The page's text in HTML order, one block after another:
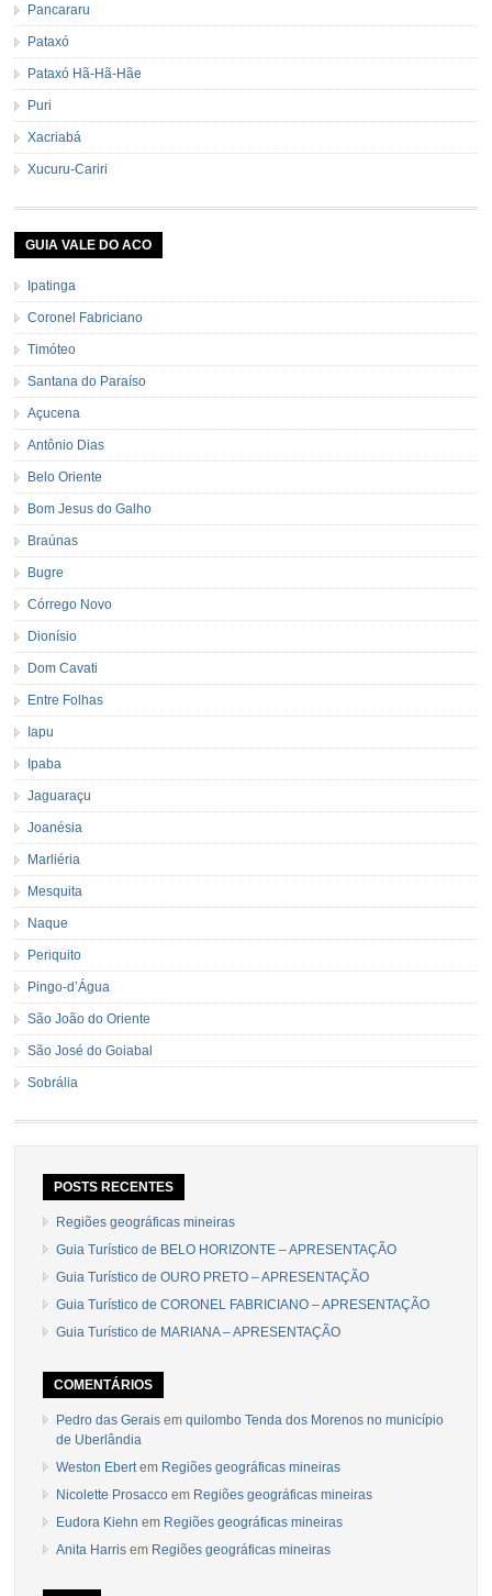
Pancararu
Pataxó
Pataxó Hã-Hã-Hãe
Puri
Xacriabá
Xucuru-Cariri
GUIA VALE DO ACO
Ipatinga
Coronel Fabriciano
Timóteo
Santana do Paraíso
Açucena
Antônio Dias
Belo Oriente
Bom Jesus do Galho
Braúnas
Bugre
Córrego Novo
Dionísio
Dom Cavati
Entre Folhas
Iapu
Ipaba
Jaguaraçu
Joanésia
Marliéria
Mesquita
Naque
Periquito
Pingo-d’Água
São João do Oriente
São José do Goiabal
Sobrália
POSTS RECENTES
Regiões geográficas mineiras
Guia Turístico de BELO HORIZONTE – APRESENTAÇÃO
Guia Turístico de OURO PRETO – APRESENTAÇÃO
Guia Turístico de CORONEL FABRICIANO – APRESENTAÇÃO
Guia Turístico de MARIANA – APRESENTAÇÃO
COMENTÁRIOS
Pedro das Gerais emquilombo Tenda dos Morenos no município
de Uberlândia
Weston Ebert em Regiões geográficas mineiras
Nicolette Prosacco em Regiões geográficas mineiras
Eudora Kiehn em Regiões geográficas mineiras
Anita Harris em Regiões geográficas mineiras